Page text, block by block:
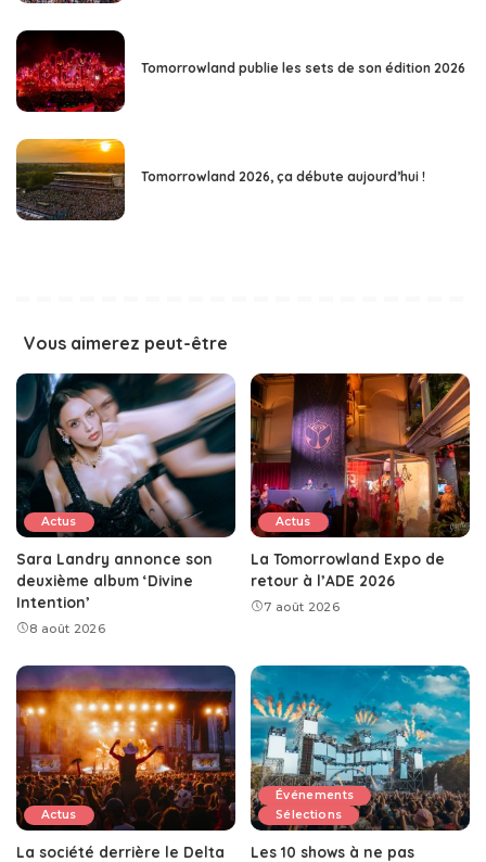
Tomorrowland publie les sets de son édition 2026
Tomorrowland 2026, ça débute aujourd’hui !
Vous aimerez peut-être
Actus
Sara Landry annonce son
deuxième album ‘Divine
Intention’
8 août 2026
Actus
La Tomorrowland Expo de
retour à l’ADE 2026
7 août 2026
Actus
La société derrière le Delta
Événements
Sélections
Les 10 shows à ne pas